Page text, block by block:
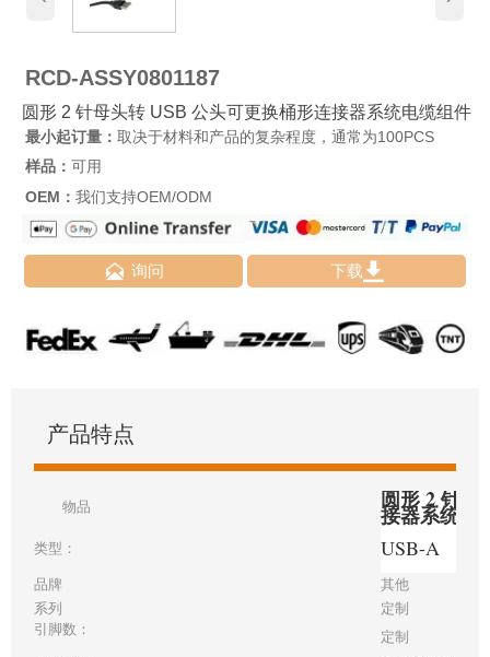
RCD-ASSY0801187
圆形 2 针母头转 USB 公头可更换桶形连接器系统电缆组件
最小起订量： 取决于材料和产品的复杂程度，通常为100PCS
样品： 可用
OEM： 我们支持OEM/ODM
 询问 下载
产品特点
物品 圆形 2 针母
接器系统电
类型： USB-A
品牌
其他
系列
定制
引脚数：
定制